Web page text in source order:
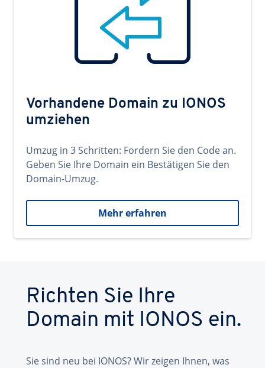
Vorhandene Domain zu IONOS
umziehen
Umzug in 3 Schritten: Fordern Sie den Code an.
Geben Sie Ihre Domain ein Bestätigen Sie den
Domain-Umzug.
Mehr erfahren
Richten Sie Ihre
Domain mit IONOS ein.
Sie sind neu bei IONOS? Wir zeigen Ihnen, was